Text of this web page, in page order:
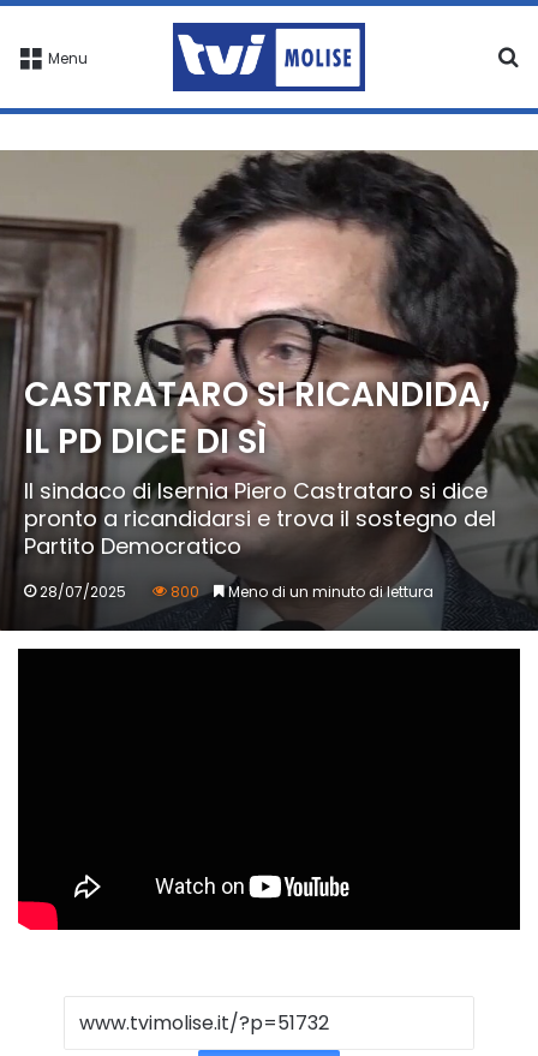
Menu
CASTRATARO SI RICANDIDA,
IL PD DICE DI SÌ
Il sindaco di Isernia Piero Castrataro si dice
pronto a ricandidarsi e trova il sostegno del
Partito Democratico
28/07/2025 800 Meno di un minuto di lettura